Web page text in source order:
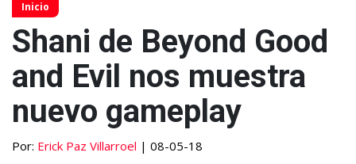
Inicio
Shani de Beyond Good
and Evil nos muestra
nuevo gameplay
Por: Erick Paz Villarroel | 08-05-18